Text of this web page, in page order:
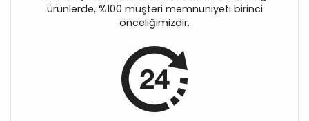
ürünlerde, %100 müşteri memnuniyeti birinci
önceliğimizdir.